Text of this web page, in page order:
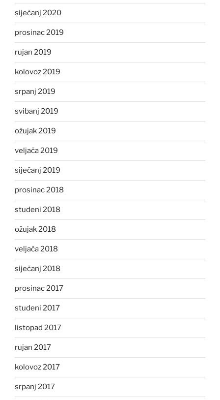
siječanj 2020
prosinac 2019
rujan 2019
kolovoz 2019
srpanj 2019
svibanj 2019
ožujak 2019
veljača 2019
siječanj 2019
prosinac 2018
studeni 2018
ožujak 2018
veljača 2018
siječanj 2018
prosinac 2017
studeni 2017
listopad 2017
rujan 2017
kolovoz 2017
srpanj 2017